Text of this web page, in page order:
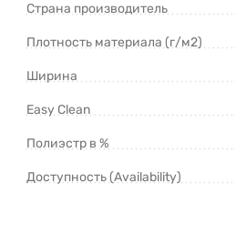
Страна производитель
Плотность материала (г/м2)
Ширина
Easy Clean
Полиэстр в %
Доступность (Availability)